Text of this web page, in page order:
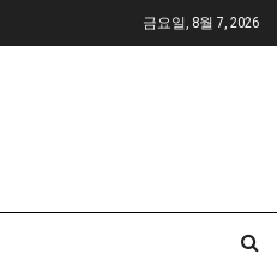
금요일, 8월 7, 2026